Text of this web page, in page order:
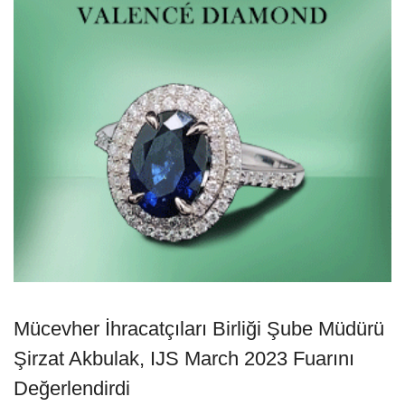
Mücevher İhracatçıları Birliği Şube Müdürü
Şirzat Akbulak, IJS March 2023 Fuarını
Değerlendirdi